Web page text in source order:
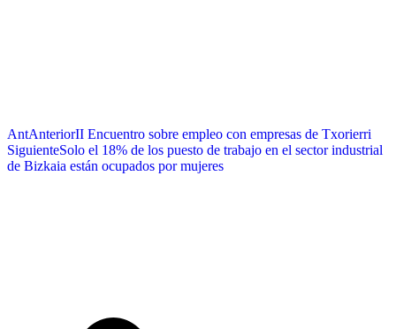
AntAnteriorII Encuentro sobre empleo con empresas de Txorierri
SiguienteSolo el 18% de los puesto de trabajo en el sector industrial
de Bizkaia están ocupados por mujeres